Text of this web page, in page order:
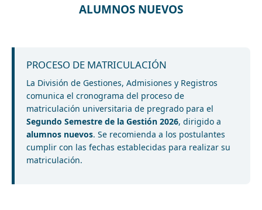
ALUMNOS NUEVOS
PROCESO DE MATRICULACIÓN
La División de Gestiones, Admisiones y Registros
comunica el cronograma del proceso de
matriculación universitaria de pregrado para el
Segundo Semestre de la Gestión 2026, dirigido a
alumnos nuevos. Se recomienda a los postulantes
cumplir con las fechas establecidas para realizar su
matriculación.